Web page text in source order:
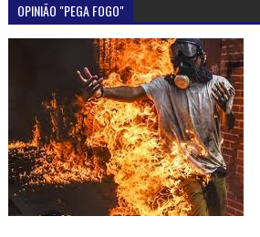
OPINIÃO "PEGA FOGO"